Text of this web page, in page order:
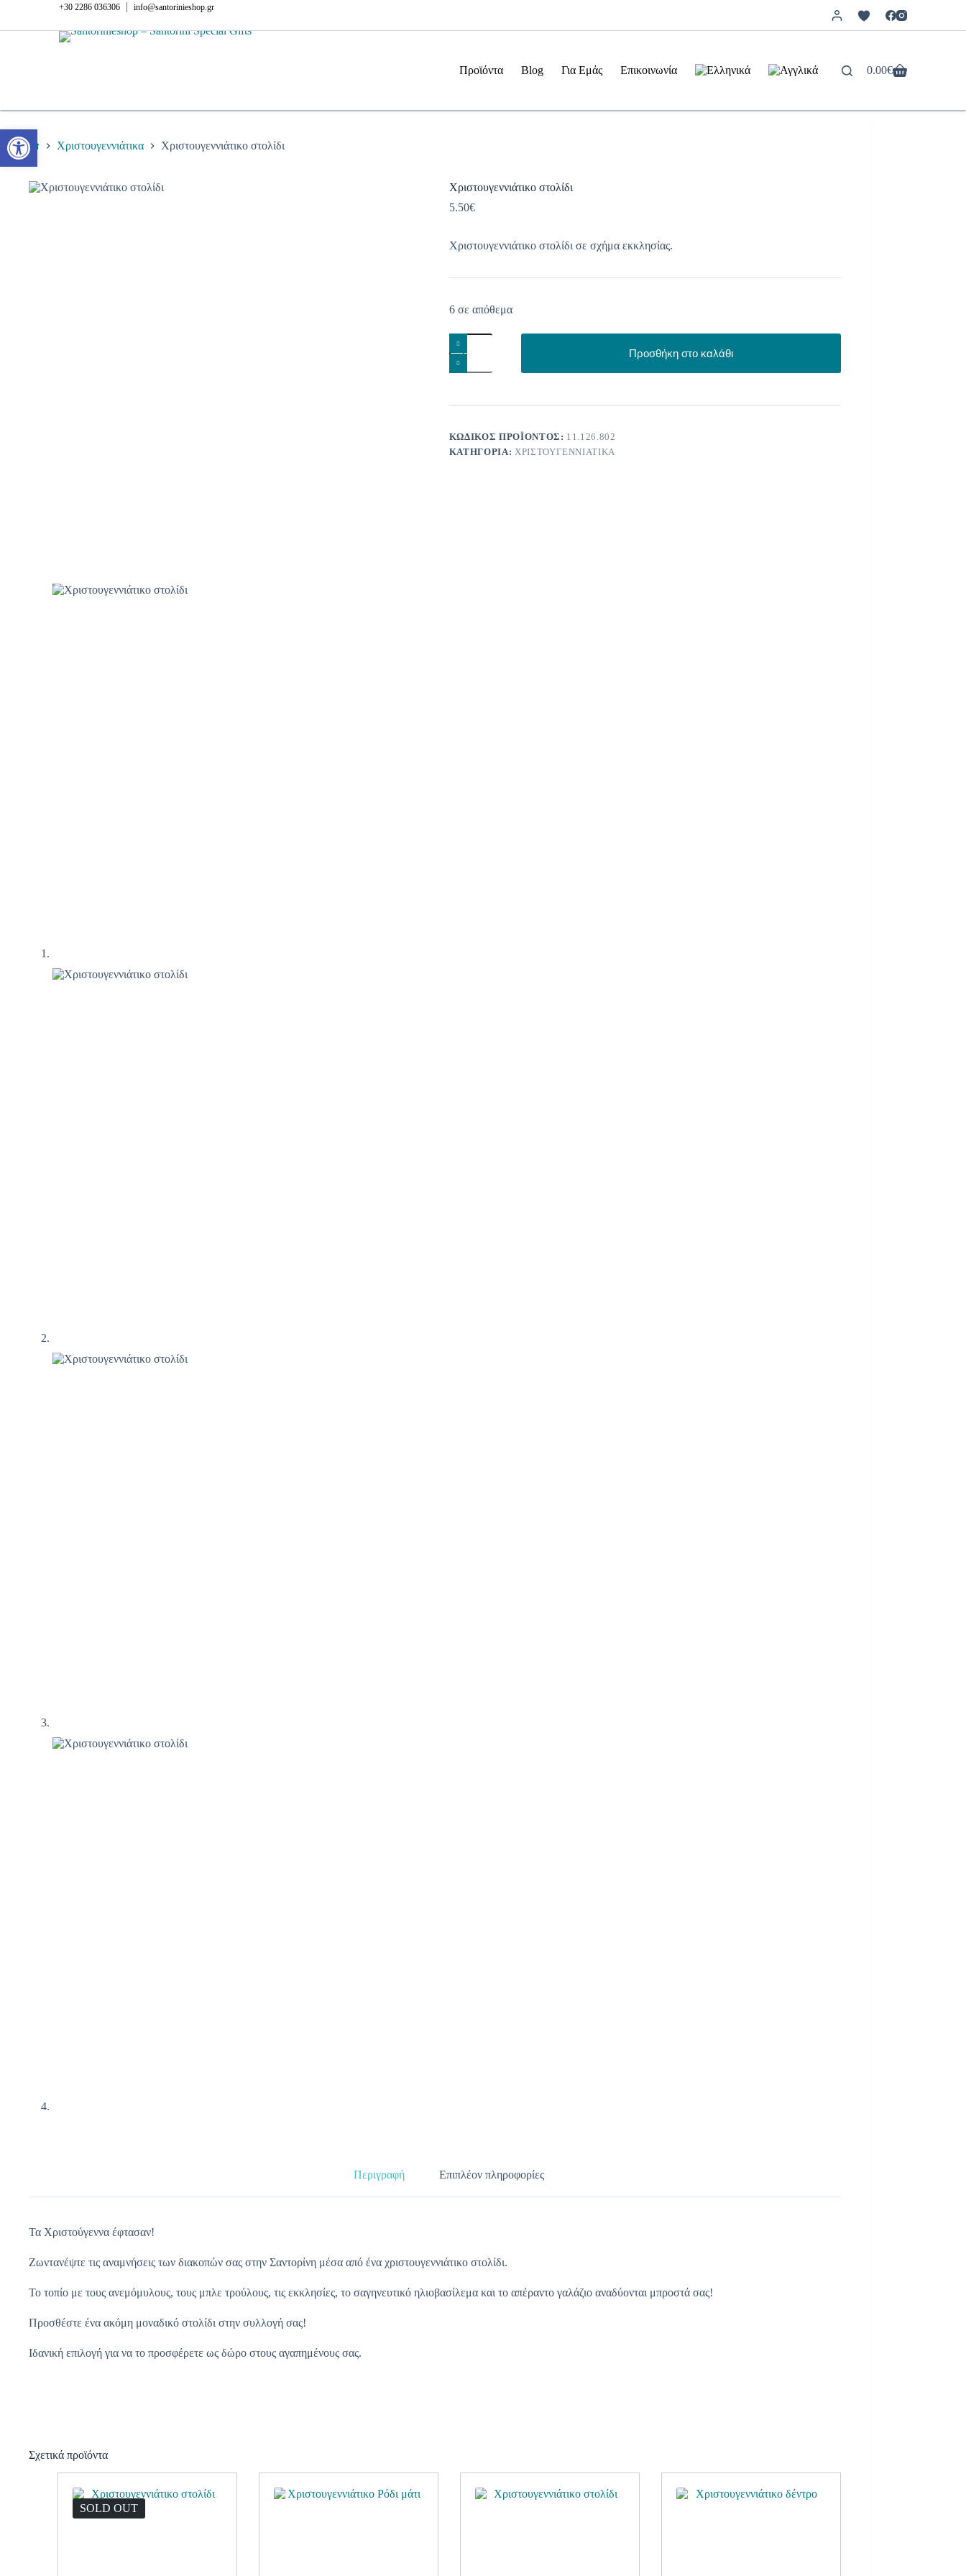
περιεχόμενο
+30 2286 036306 |info@santorinieshop.gr
Προϊόντα Blog Για Εμάς Επικοινωνία
Καλάθι
0.00€
Αρχική
σελίδα
Χριστουγεννιάτικα Χριστουγεννιάτικο στολίδι
Χριστουγεννιάτικο στολίδι
5.50€
Χριστουγεννιάτικο στολίδι σε σχήμα εκκλησίας.
6 σε απόθεμα
Χριστουγεννιάτικο
στολίδι
ποσότητα
Προσθήκη στο καλάθι
ΚΩΔΙΚΌΣ ΠΡΟΪΌΝΤΟΣ: 11.126.802
ΚΑΤΗΓΟΡΊΑ: ΧΡΙΣΤΟΥΓΕΝΝΙΆΤΙΚΑ
Περιγραφή Επιπλέον πληροφορίες
Τα Χριστούγεννα έφτασαν!
Ζωντανέψτε τις αναμνήσεις των διακοπών σας στην Σαντορίνη μέσα από ένα χριστουγεννιάτικο στολίδι.
Το τοπίο με τους ανεμόμυλους, τους μπλε τρούλους, τις εκκλησίες, το σαγηνευτικό ηλιοβασίλεμα και το απέραντο γαλάζιο αναδύονται μπροστά σας!
Προσθέστε ένα ακόμη μοναδικό στολίδι στην συλλογή σας!
Ιδανική επιλογή για να το προσφέρετε ως δώρο στους αγαπημένους σας.
Σχετικά προϊόντα
SOLD OUT
Ανοίξτε τη γραμμή εργαλείων